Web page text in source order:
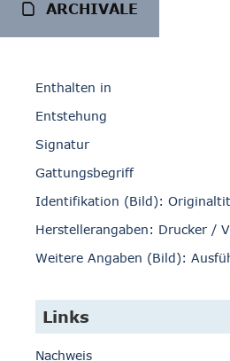
ARCHIVALE
Enthalten in
Entstehung
Signatur
Gattungsbegriff
Identifikation (Bild):
Herstellerangaben: Drucker /
Weitere Angaben (Bild):
Links
Nachweis